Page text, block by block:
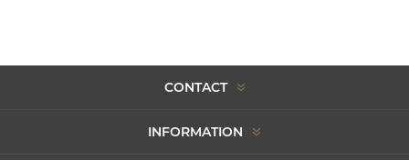
CONTACT
INFORMATION